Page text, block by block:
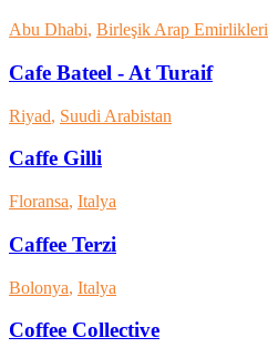
Abu Dhabi, Birleşik Arap Emirlikleri
Cafe Bateel - At Turaif
Riyad, Suudi Arabistan
Caffe Gilli
Floransa, Italya
Caffee Terzi
Bolonya, Italya
Coffee Collective